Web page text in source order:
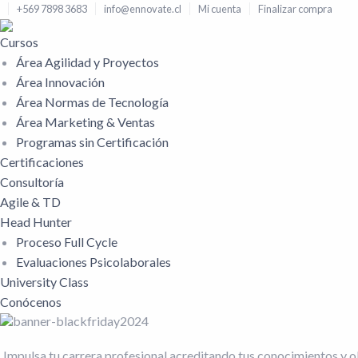
+569 7898 3683 info@ennovate.cl Mi cuenta Finalizar compra
Cursos
Área Agilidad y Proyectos
Área Innovación
Área Normas de Tecnología
Área Marketing & Ventas
Programas sin Certificación
Certificaciones
Consultoría
Agile & TD
Head Hunter
Proceso Full Cycle
Evaluaciones Psicolaborales
University Class
Conócenos